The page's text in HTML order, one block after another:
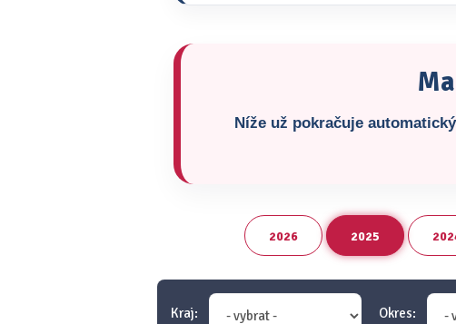
Níže už pokračuje
2026 2025
Kraj: Okres: